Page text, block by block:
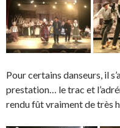
Pour certains danseurs, il
prestation… le trac et
rendu fût vraiment de très